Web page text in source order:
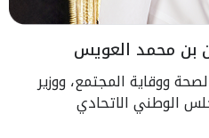
بن محمد العويس
ووقاية المجتمع، ووزير
الوطني الاتحادي